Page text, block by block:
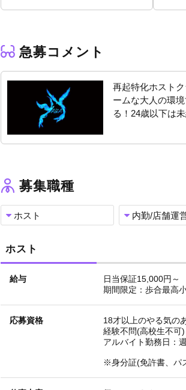
24歳以下限定
：経験値UPにぜひ当店へ！
衣装代・美容院・脱毛など全て店舗負担✨
✦••┈┈┈┈┈┈┈┈┈┈••✦
ずば抜けて稼げる環境と、
始めやすい好待遇！！
東海エリアでもう一度輝くなら、ぜひ当店へご
あなたの再スタートを、全力で応援いたします！
急募コメント
再起特化ホスト
ームな大人の環
る！24歳以下は
募集職種
ホスト 内勤/店舗運
ホスト
給与
日当保証15,000円～
期間限定：歩合最高
応募資格
18才以上のやる気の
経験不問(高校生不可)
アルバイト勤務日：
※身分証(免許書、パ